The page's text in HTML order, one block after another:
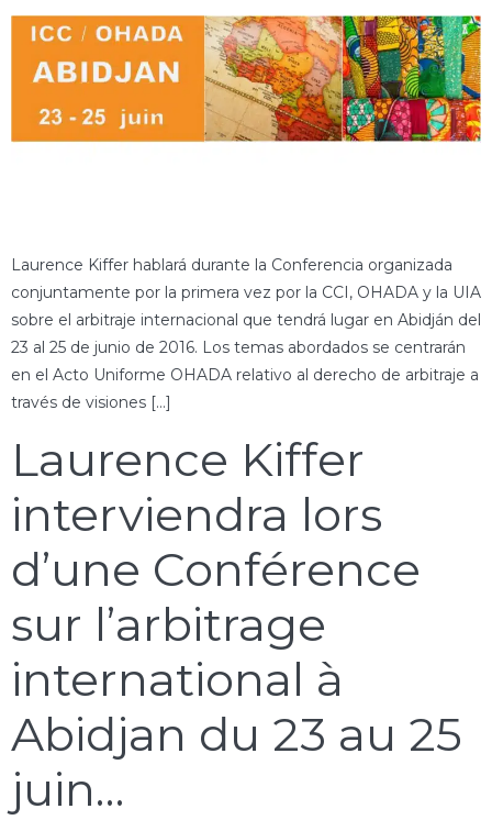
Laurence Kiffer hablará durante la Conferencia organizada
conjuntamente por la primera vez por la CCI, OHADA y la UIA
sobre el arbitraje internacional que tendrá lugar en Abidján del
23 al 25 de junio de 2016. Los temas abordados se centrarán
en el Acto Uniforme OHADA relativo al derecho de arbitraje a
través de visiones […]
Laurence Kiffer
interviendra lors
d’une Conférence
sur l’arbitrage
international à
Abidjan du 23 au 25
juin…